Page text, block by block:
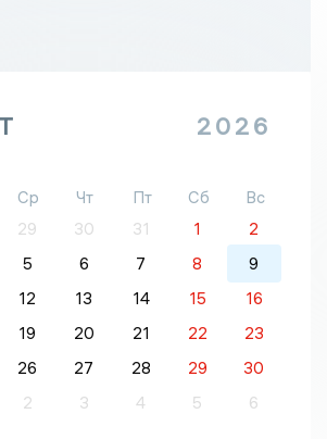
2026
Ср Чт Пт Сб
Вс
29 30 31 1
2
5 6 7 8
9
12 13 14 15
16
19 20 21 22
23
26 27 28 29
30
2 3 4 5 6